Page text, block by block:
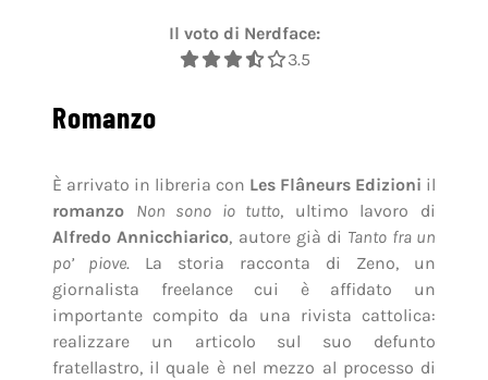
Il voto di Nerdface:
3.5
Romanzo
È arrivato in libreria con Les Flâneurs Edizioni il
romanzo
Non sono io tutto, ultimo lavoro di
Alfredo Annicchiarico, autore già di Tanto fra un
po’ piove. La storia racconta di Zeno, un
giornalista freelance cui è affidato un
importante compito da una rivista cattolica:
realizzare un articolo sul suo defunto
fratellastro, il quale è nel mezzo al processo di